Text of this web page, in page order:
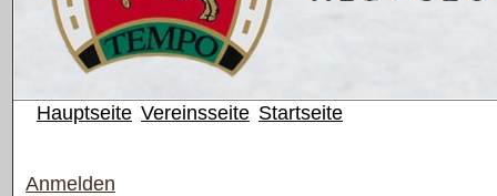
Hauptseite Vereinsseite Startseite
Anmelden